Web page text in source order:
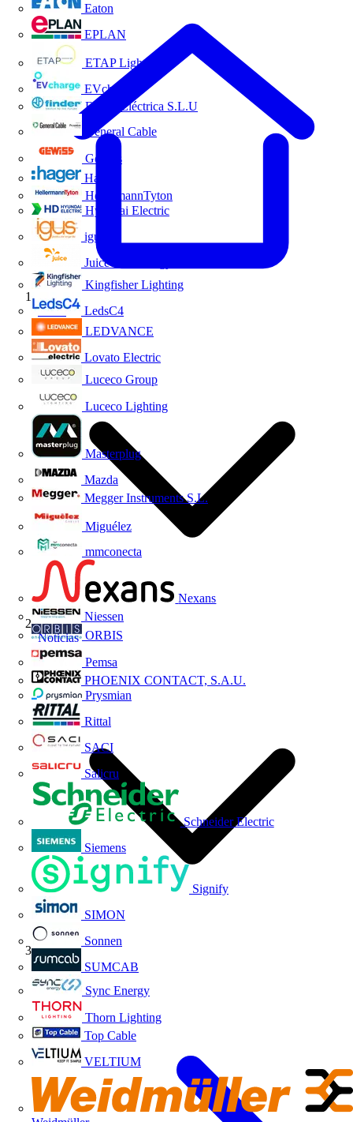
Eaton
EPLAN
ETAP Lighting
EVcharge
Finder Eléctrica S.L.U
General Cable
Gewiss
Hager
HellermannTyton
Hyundai Electric
igus
Juice Technology
Kingfisher Lighting
LedsC4
LEDVANCE
Lovato Electric
Luceco Group
Luceco Lighting
Masterplug
Mazda
Megger Instruments S.L.
Miguélez
mmconecta
Nexans
Niessen
ORBIS
Pemsa
PHOENIX CONTACT, S.A.U.
Prysmian
Rittal
SACI
Salicru
Schneider Electric
Siemens
Signify
SIMON
Sonnen
SUMCAB
Sync Energy
Thorn Lighting
Top Cable
VELTIUM
Inicio
Noticias
Tutorial